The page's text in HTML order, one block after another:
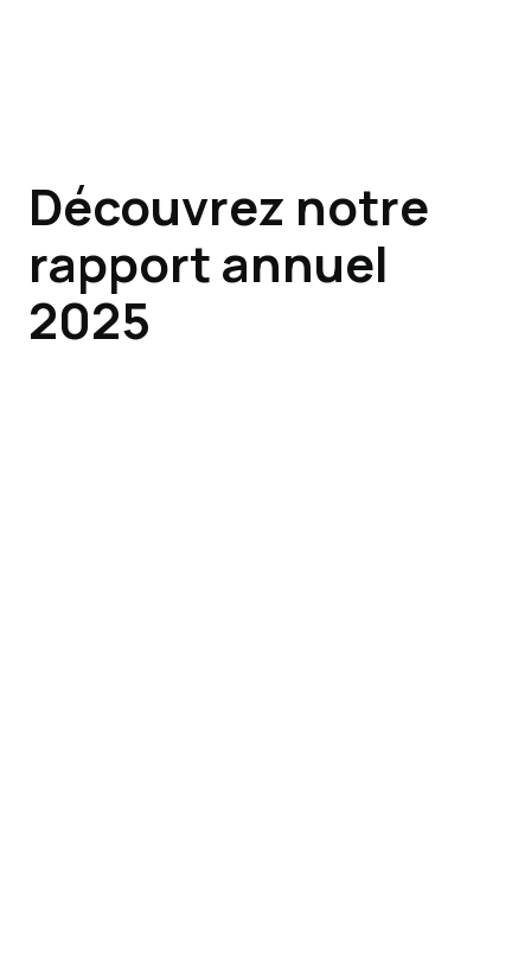
Découvrez notre
rapport annuel
2025